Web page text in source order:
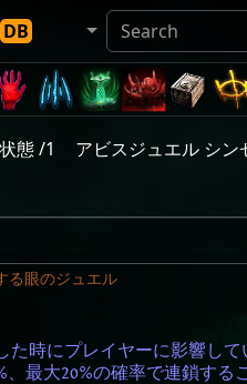
DB
態 /1
アビスジュエル シ
る眼のジュエル
た時にプレイヤーに影響し
、最大20%の確率で連鎖する